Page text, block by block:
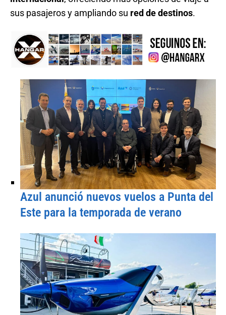
sus pasajeros y ampliando su red de destinos.
Azul anunció nuevos vuelos a Punta del
Este para la temporada de verano